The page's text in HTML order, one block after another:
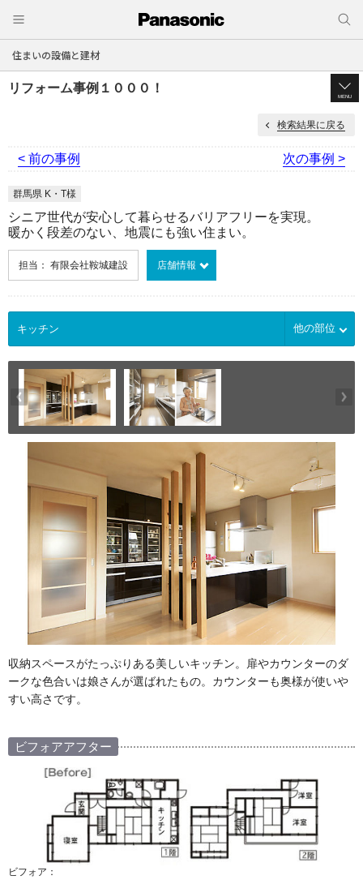
住まいの設備と建材
リフォーム事例１０００！
MENU
検索結果に戻る
< 前の事例 次の事例 >
群馬県 K・T様
シニア世代が安心して暮らせるバリアフリーを実現。
暖かく段差のない、地震にも強い住まい。
担当： 有限会社鞍城建設 店舗情報
他の部位
収納スペースがたっぷりある美しいキッチン。扉やカウンターのダ
ークな色合いは娘さんが選ばれたもの。カウンターも奥様が使いや
すい高さです。
ビフォアアフター
ビフォア：